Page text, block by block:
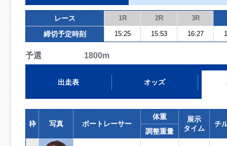
レース 1R 2R 3R
締切予定時刻 15:25 15:53 16:27
予選 1800m
出走表 オッズ
枠 写真 ボートレーサー
体重
展示
タイム
チ
調整重量